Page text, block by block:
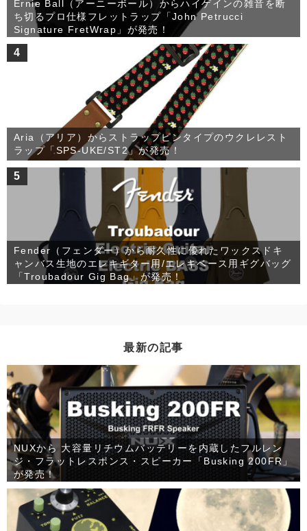
Ernie Ball（アーニーボール）からハイゲインの雑音を断
ち切るプロ仕様フレットラップ「John Petrucci
Signature FretWrap」が発売！
4
Aria（アリア）からストラップピンタイプのウクレレスト
ラップ「SPS-UKE/ST2」が発売！
5
Fender（フェンダー）から耐久性に優れたワックスドキ
ャンバス生地のエレキギター用/エレキベース用ギグバッグ
「Troubadour Gig Bag」が発売！
最新の記事
NUXから 大容量リチウムバッテリーを内蔵したフルレン
ジ・フラットレスポンス・スピーカー「Busking 200FR」
が発売！